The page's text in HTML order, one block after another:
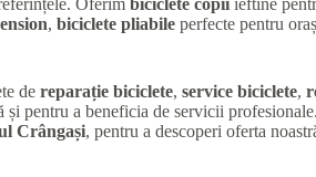
Oferim biciclete copii ieftine
, biciclete pliabile perfecte pentru
de reparație biciclete, service biciclete,
și pentru a beneficia de servicii
Crângași, pentru a descoperi oferta